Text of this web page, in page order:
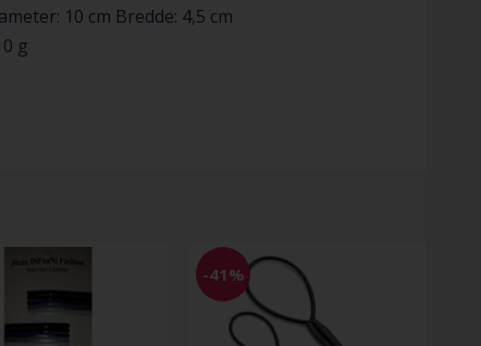
10 cm Bredde: 4,5 cm
g
-41%